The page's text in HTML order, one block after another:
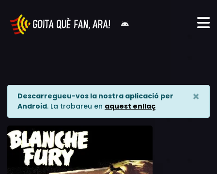
Descarregueu-vos la nostra aplicació per
Android. La trobareu en aquest enllaç
×